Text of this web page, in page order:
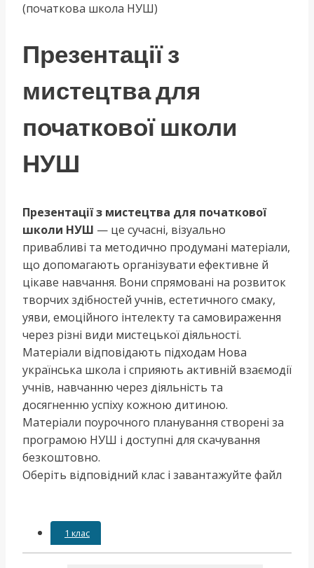
(початкова школа НУШ)
Презентації з
мистецтва для
початкової школи
НУШ
Презентації з мистецтва для початкової
школи НУШ — це сучасні, візуально
привабливі та методично продумані матеріали,
що допомагають організувати ефективне й
цікаве навчання. Вони спрямовані на розвиток
творчих здібностей учнів, естетичного смаку,
уяви, емоційного інтелекту та самовираження
через різні види мистецької діяльності.
Матеріали відповідають підходам Нова
українська школа і сприяють активній взаємодії
учнів, навчанню через діяльність та
досягненню успіху кожною дитиною.
Матеріали поурочного планування створені за
програмою НУШ і доступні для скачування
безкоштовно.
Оберіть відповідний клас і завантажуйте файл
1 клас